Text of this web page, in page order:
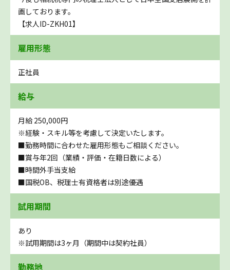
画しております。
【求人ID-ZKH01】
雇用形態
正社員
給与
月給 250,000円
※経験・スキル等を考慮して決定いたします。
■勤務時間に合わせた雇用形態もご相談ください。
■賞与年2回（業績・評価・在籍日数による）
■時間外手当支給
■国税OB、税理士有資格者は別途優遇
試用期間
あり
※試用期間は3ヶ月（期間中は契約社員）
勤務地